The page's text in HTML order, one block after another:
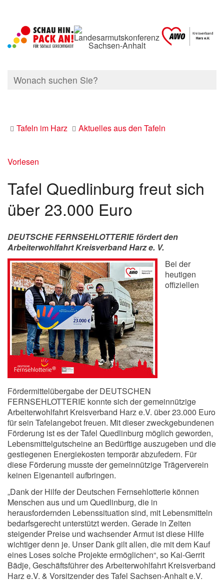
Tafeln im Harz Aktuelles aus den Tafeln
Vorlesen
Tafel Quedlinburg freut sich
über 23.000 Euro
DEUTSCHE FERNSEHLOTTERIE fördert den
Arbeiterwohlfahrt Kreisverband Harz e. V.
Bei der
heutigen
offiziellen
Fördermittelübergabe der DEUTSCHEN
FERNSEHLOTTERIE konnte sich der gemeinnützige
Arbeiterwohlfahrt Kreisverband Harz e.V. über 23.000 Euro
für sein Tafelangebot freuen. Mit dieser zweckgebundenen
Förderung ist es der Tafel Quedlinburg möglich geworden,
Lebensmittelgutscheine an Bedürftige auszugeben und die
gestiegenen Energiekosten temporär abzufedern. Für
diese Förderung musste der gemeinnützige Trägerverein
keinen Eigenanteil aufbringen.
„Dank der Hilfe der Deutschen Fernsehlotterie können
Menschen aus und um Quedlinburg, die in
herausfordernden Lebenssituation sind, mit Lebensmitteln
bedarfsgerecht unterstützt werden. Gerade in Zeiten
steigender Preise und wachsender Armut ist diese Hilfe
wichtiger denn je. Unser Dank gilt allen, die mit dem Kauf
eines Loses solche Projekte ermöglichen“, so Kai-Gerrit
Bädje, Geschäftsführer des Arbeiterwohlfahrt Kreisverband
Harz e.V. & Vorsitzender des Tafel Sachsen-Anhalt e.V.